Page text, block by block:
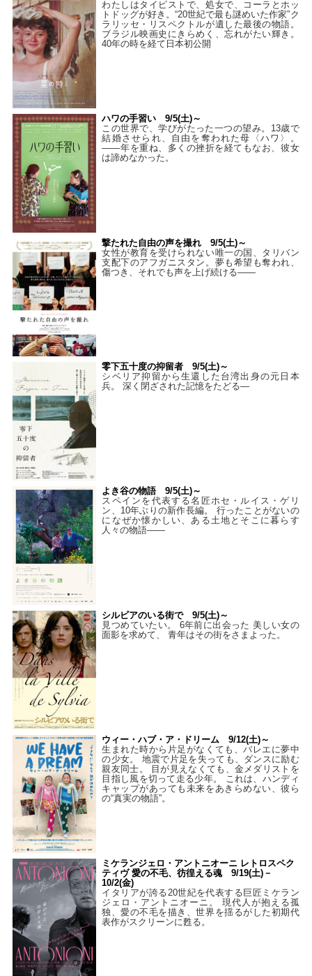
わたしはタイピストで、処⼥で、コーラとホッ
トドッグが好き。“20世紀で最も謎めいた作家”ク
ラリッセ・リスペクトルが遺した最後の物語。
ブラジル映画史にきらめく、忘れがたい輝き。
40年の時を経て⽇本初公開
ハワの手習い 9/5(土)～
この世界で、学びがたった一つの望み。13歳で
結婚させられ、自由を奪われた母〈ハワ〉。
——年を重ね、多くの挫折を経てもなお、彼女
は諦めなかった。
撃たれた自由の声を撮れ 9/5(土)～
女性が教育を受けられない唯一の国、タリバン
支配下のアフガニスタン。夢も希望も奪われ、
傷つき、それでも声を上げ続ける——
零下五十度の抑留者 9/5(土)～
シベリア抑留から生還した台湾出身の元日本
兵。 深く閉ざされた記憶をたどる—
よき谷の物語 9/5(土)～
スペインを代表する名匠ホセ・ルイス・ゲリ
ン、10年ぶりの新作長編。 行ったことがないの
になぜか懐かしい、ある土地とそこに暮らす
人々の物語――
シルビアのいる街で 9/5(土)～
見つめていたい。 6年前に出会った 美しい女の
面影を求めて、 青年はその街をさまよった。
ウィー・ハブ・ア・ドリーム 9/12(土)～
生まれた時から片足がなくても、バレエに夢中
の少女。 地震で片足を失っても、ダンスに励む
親友同士。 目が見えなくても、金メダリストを
目指し風を切って走る少年。 これは、ハンディ
キャップがあっても未来をあきらめない、彼ら
の“真実の物語”。
ミケランジェロ・アントニオーニ レトロスペク
ティヴ 愛の不毛、彷徨える魂 9/19(土)－
10/2(金)
イタリアが誇る20世紀を代表する巨匠ミケラン
ジェロ・アントニオーニ。 現代人が抱える孤
独、愛の不毛を描き、世界を揺るがした初期代
表作がスクリーンに甦る。